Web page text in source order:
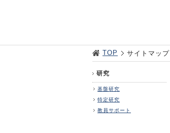
TOP サイトマップ
研究
基盤研究
特定研究
教員サポート